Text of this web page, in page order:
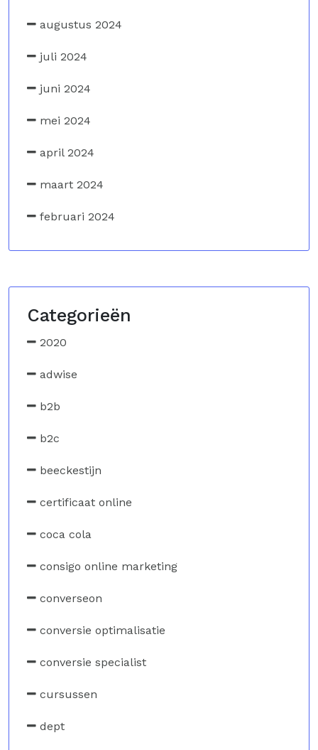
augustus 2024
juli 2024
juni 2024
mei 2024
april 2024
maart 2024
februari 2024
Categorieën
2020
adwise
b2b
b2c
beeckestijn
certificaat online
coca cola
consigo online marketing
converseon
conversie optimalisatie
conversie specialist
cursussen
dept